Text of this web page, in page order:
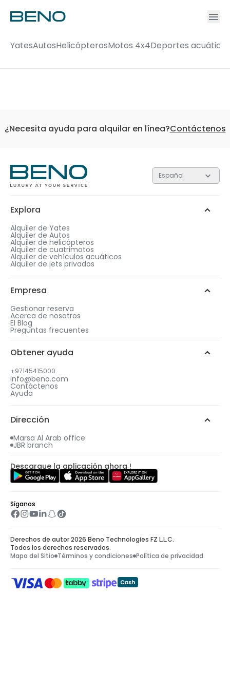
YatesAutosHelicópterosMotos 4x4Deportes acuáticos
¿Necesita ayuda para alquilar en línea?Contáctenos
Español
Explora
Alquiler de Yates
Alquiler de Autos
Alquiler de helicópteros
Alquiler de cuatrimotos
Alquiler de vehículos acuáticos
Alquiler de jets privados
Empresa
Gestionar reserva
Acerca de nosotros
El Blog
Preguntas frecuentes
Obtener ayuda
+97145415000
info@beno.com
Contáctenos
Ayuda
Dirección
Marsa Al Arab office
JBR branch
Descargue la aplicación ahora !
Síganos
Derechos de autor 2026 Beno Technologies FZ L.L.C.
Todos los derechos reservados.
Mapa del Sitio Términos y condiciones Política de privacidad